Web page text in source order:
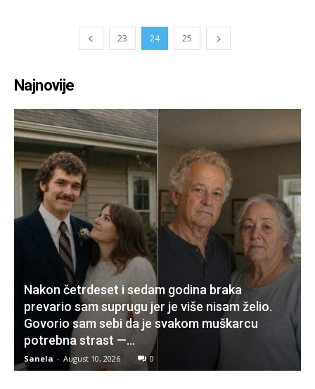
23 24 25
Najnovije
Nakon četrdeset i sedam godina braka
prevario sam suprugu jer je više nisam želio.
Govorio sam sebi da je svakom muškarcu
potrebna strast —...
Sanela - August 10, 2026 0